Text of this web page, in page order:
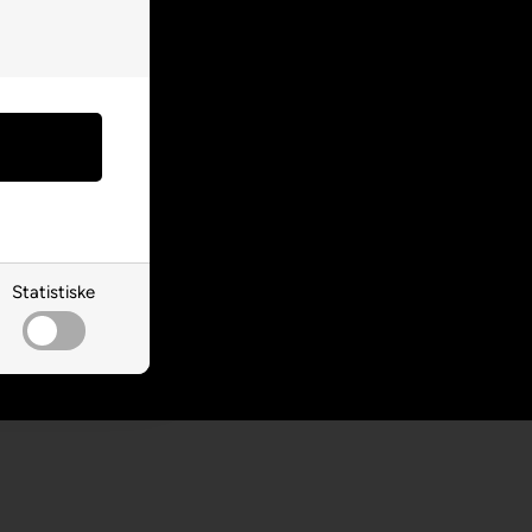
Statistiske
returret